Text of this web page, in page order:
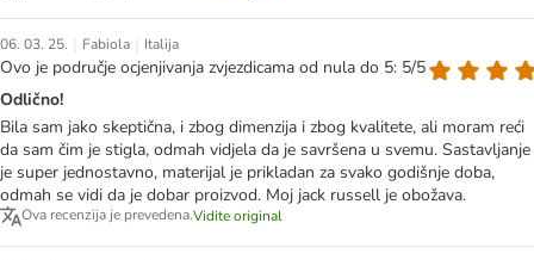
06. 03. 25. | Fabiola | Italija
Ovo je područje ocjenjivanja zvjezdicama od nula do 5: 5/5
Odlično!
Bila sam jako skeptična, i zbog dimenzija i zbog kvalitete, ali moram reći
da sam čim je stigla, odmah vidjela da je savršena u svemu. Sastavljanje
je super jednostavno, materijal je prikladan za svako godišnje doba,
odmah se vidi da je dobar proizvod. Moj jack russell je obožava.
Ova recenzija je prevedena.Vidite original